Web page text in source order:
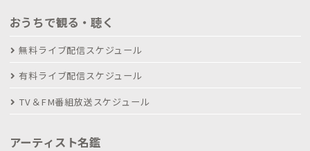
おうちで観る・聴く
無料ライブ配信スケジュール
有料ライブ配信スケジュール
TV＆FM番組放送スケジュール
アーティスト名鑑